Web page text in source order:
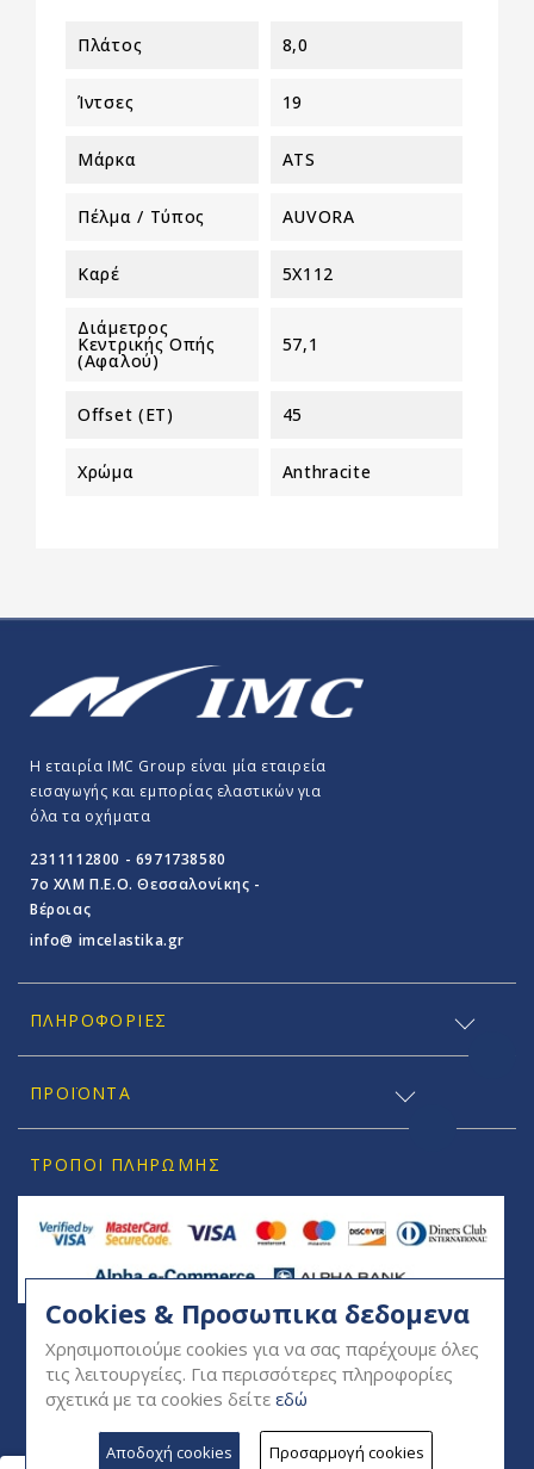
Πλάτος 8,0
Ίντσες 19
Μάρκα ATS
Πέλμα / Τύπος AUVORA
Καρέ 5X112
Διάμετρος
Κεντρικής Οπής
(αφαλού)
57,1
Offset (ET) 45
Χρώμα Anthracite
Η εταιρία IMC Group είναι μία εταιρεία
εισαγωγής και εμπορίας ελαστικών για
όλα τα οχήματα
2311112800 - 6971738580
7o ΧΛΜ Π.E.O. Θεσσαλονίκης -
Βέροιας
info@ imcelastika.gr
ΠΛΗΡΟΦΟΡΊΕΣ
ΠΡΟΪΟΝΤΑ
ΤΡΌΠΟΙ ΠΛΗΡΩΜΉΣ
SOCIAL
Cookies & Προσωπικα δεδομενα
Χρησιμοποιούμε cookies για να σας παρέχουμε όλες
τις λειτουργείες. Για περισσότερες πληροφορίες
σχετικά με τα cookies δείτε εδώ
Αποδοχή cookies Προσαρμογή cookies